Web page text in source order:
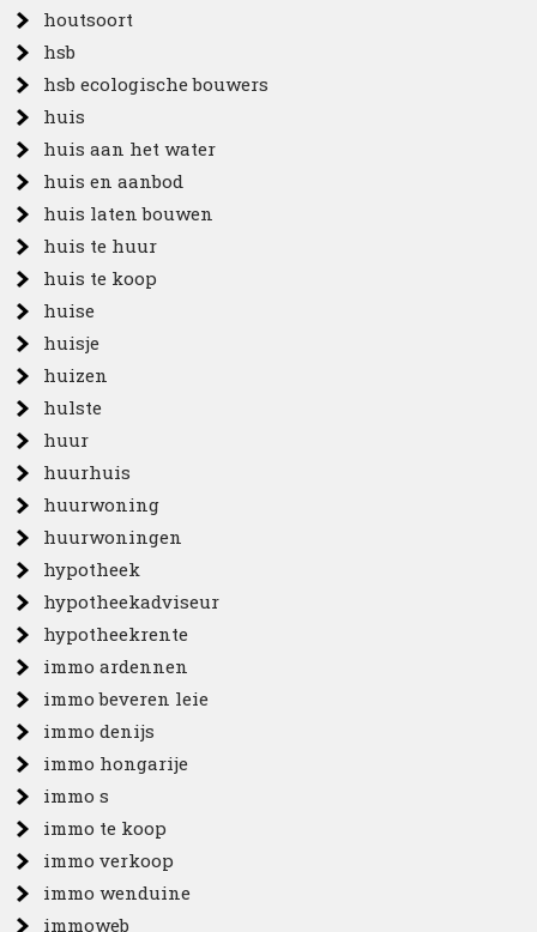
houtsoort
hsb
hsb ecologische bouwers
huis
huis aan het water
huis en aanbod
huis laten bouwen
huis te huur
huis te koop
huise
huisje
huizen
hulste
huur
huurhuis
huurwoning
huurwoningen
hypotheek
hypotheekadviseur
hypotheekrente
immo ardennen
immo beveren leie
immo denijs
immo hongarije
immo s
immo te koop
immo verkoop
immo wenduine
immoweb